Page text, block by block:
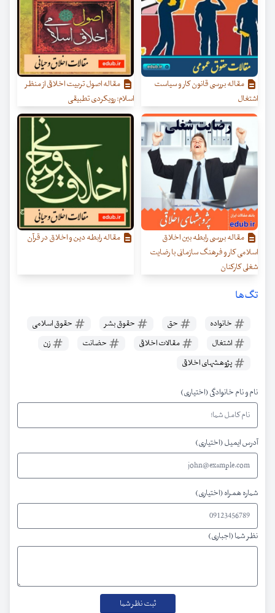
مقاله بررسی قانون کار و سیاست
اشتغال
مقاله اصول تربیت اخلاقی از منظر
اسلام: رویکردی تطبیقی
مقاله بررسی رابطه بین اخلاق
اسلامی کار و فرهنگ سازمانی با رضایت
شغلی کارکنان
مقاله رابطه دین و اخلاق در قرآن
تگ‌ها
خانواده حق حقوق بشر
حقوق اسلامی
اشتغال
مقالات اخلاقی حضانت
زن
پژوهشهای اخلاقی
نام و نام خانوادگی (اختیاری)
آدرس ایمیل (اختیاری)
شماره همراه (اختیاری)
نظر شما (اجباری)